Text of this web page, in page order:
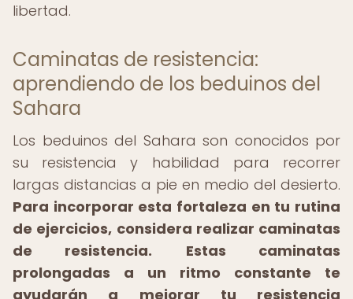
libertad.
Caminatas de resistencia:
aprendiendo de los beduinos del
Sahara
Los beduinos del Sahara son conocidos por
su resistencia y habilidad para recorrer
largas distancias a pie en medio del desierto.
Para incorporar esta fortaleza en tu rutina
de ejercicios, considera realizar caminatas
de resistencia.
Estas caminatas
prolongadas a un ritmo constante te
ayudarán a mejorar tu resistencia